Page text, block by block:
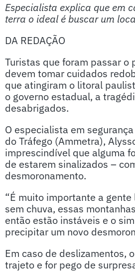
Especialista explica que em
terra o ideal é buscar um
DA REDAÇÃO
Turistas que foram passar o
devem tomar cuidados
que atingiram o litoral
o governo estadual, a
desabrigados.
O especialista em
do Tráfego (Ammetra),
imprescindível que alguma
de estarem sinalizados –
desmoronamento.
“É muito importante a
sem chuva, essas
então estão instáveis e o
precipitar um novo
Em caso de deslizamentos,
trajeto e for pego de